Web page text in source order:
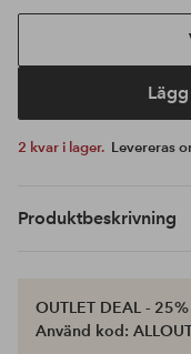
2 kvar i lager. Levereras
Produktbeskrivning
OUTLET DEAL -
Använd kod: